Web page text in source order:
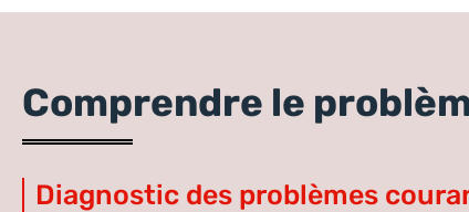
Comprendre le
Diagnostic des problèmes